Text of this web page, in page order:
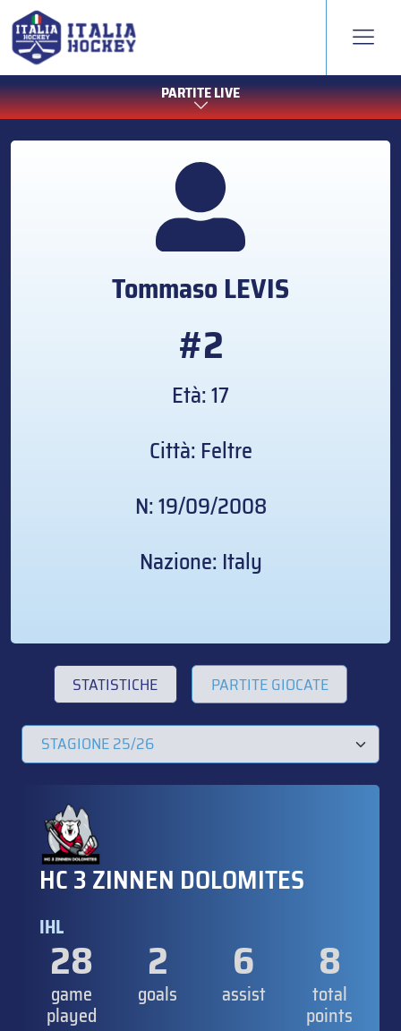
PARTITE LIVE
TommasoLEVIS
#2
Età: 17
Città: Feltre
N: 19/09/2008
Nazione: Italy
STATISTICHE PARTITE GIOCATE
HC 3 ZINNEN DOLOMITES
IHL
28
game
played
2
goals
6
assist
8
total
points